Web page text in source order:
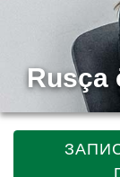
Rusça